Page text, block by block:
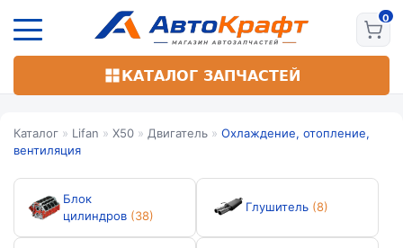
основному
КАТАЛОГ ЗАПЧАСТЕЙ
Каталог » Lifan » X50 » Двигатель » Охлаждение, отопление,
вентиляция
Блок
цилиндров (38)
Глушитель (8)